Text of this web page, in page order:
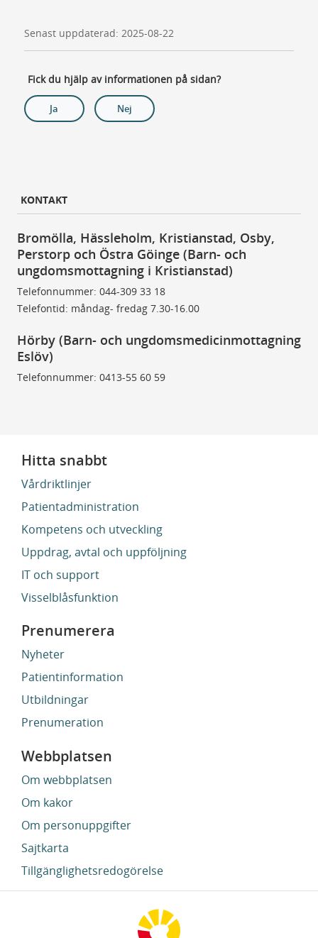
Senast uppdaterad: 2025-08-22
Fick du hjälp av informationen på sidan?
Ja Nej
KONTAKT
Bromölla, Hässleholm, Kristianstad, Osby,
Perstorp och Östra Göinge (Barn- och
ungdomsmottagning i Kristianstad)
Telefonnummer: 044-309 33 18
Telefontid: måndag- fredag 7.30-16.00
Hörby (Barn- och ungdomsmedicinmottagning
Eslöv)
Telefonnummer: 0413-55 60 59
Hitta snabbt
Vårdriktlinjer
Patientadministration
Kompetens och utveckling
Uppdrag, avtal och uppföljning
IT och support
Visselblåsfunktion
Prenumerera
Nyheter
Patientinformation
Utbildningar
Prenumeration
Webbplatsen
Om webbplatsen
Om kakor
Om personuppgifter
Sajtkarta
Tillgänglighetsredogörelse